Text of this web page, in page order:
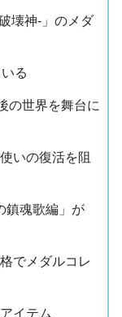
壊神-」のメダ
る
の世界を舞台に
いの復活を阻
鎮魂歌編」が
でメダルコレ
イテム